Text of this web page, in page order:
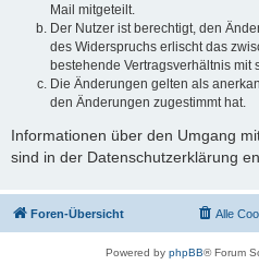
Mail mitgeteilt.
Der Nutzer ist berechtigt, den
des Widerspruchs erlischt das
bestehende Vertragsverhältnis mit
Die Änderungen gelten als
den Änderungen zugestimmt hat.
Informationen über den Umgang
sind in der Datenschutzerklärung
Foren-Übersicht Alle
Powered by phpBB® Forum